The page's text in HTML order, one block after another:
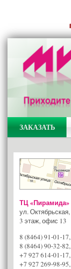
ЗАКАЗАТЬ
ТЦ «Пирамида»
ул.
3 этаж, офис 13
8 (8464) 91-01-17,
8 (8464) 90-32-82,
+7 927 614-01-17,
+7 927 269-98-95,